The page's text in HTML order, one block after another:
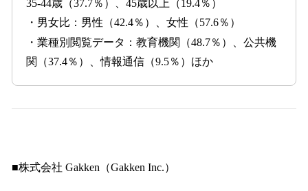
35-44歳（37.7％）、45歳以上（19.4％）
・男女比：男性（42.4％）、女性（57.6％）
・業種別閲覧データ：教育機関（48.7％）、公共機
関（37.4％）、情報通信（9.5％）ほか
■株式会社 Gakken（Gakken Inc.）